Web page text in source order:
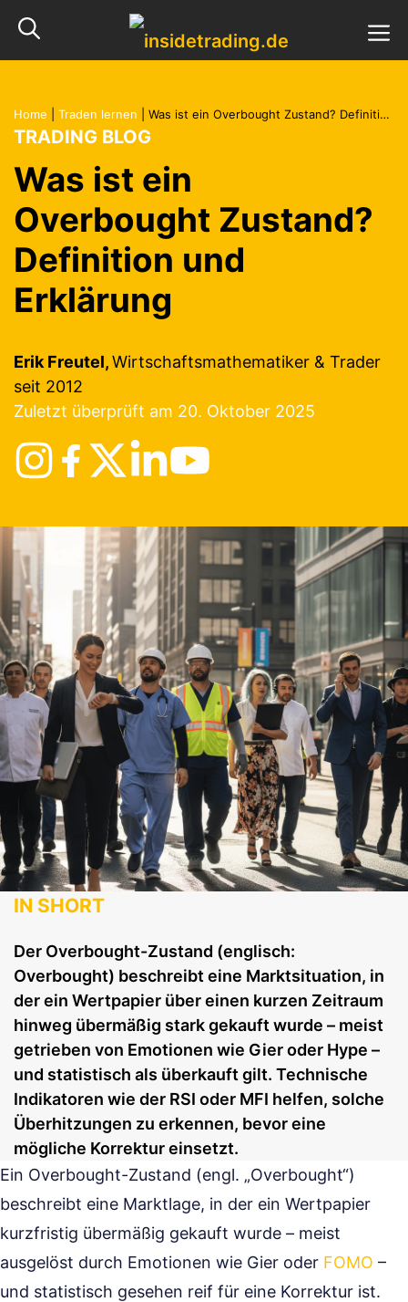
Inhalt
springen
Home Traden lernen Was ist ein Overbought Zustand? Definition und Erklärung
TRADING BLOG
Was ist ein
Overbought Zustand?
Definition und
Erklärung
Erik Freutel,Wirtschaftsmathematiker & Trader
seit 2012
Zuletzt überprüft am 20. Oktober 2025
IN SHORT
Der Overbought-Zustand (englisch:
Overbought) beschreibt eine Marktsituation, in
der ein Wertpapier über einen kurzen Zeitraum
hinweg übermäßig stark gekauft wurde – meist
getrieben von Emotionen wie Gier oder Hype –
und statistisch als überkauft gilt. Technische
Indikatoren wie der RSI oder MFI helfen, solche
Überhitzungen zu erkennen, bevor eine
mögliche Korrektur einsetzt.
Ein Overbought-Zustand (engl. „Overbought“)
beschreibt eine Marktlage, in der ein Wertpapier
kurzfristig übermäßig gekauft wurde – meist
ausgelöst durch Emotionen wie Gier oder FOMO –
und statistisch gesehen reif für eine Korrektur ist.